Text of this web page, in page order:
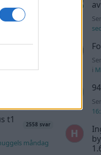
t1
2558 svar
måndag
i